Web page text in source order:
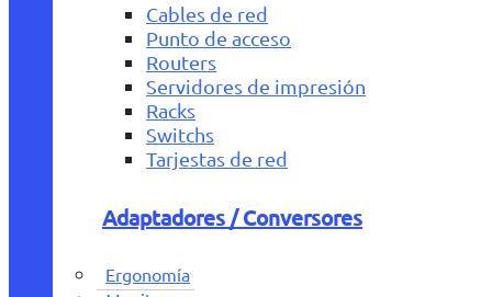
Cables de red
Punto de acceso
Routers
Servidores de impresión
Racks
Switchs
Tarjestas de red
Adaptadores / Conversores
Ergonomía